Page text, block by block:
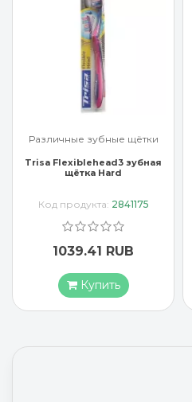
Бальзам крем - гель для рук
Альпинамед крем для рук и
ногтей с маслом Примулы
Код продукта:1811321
2765.92 RUB
Купить